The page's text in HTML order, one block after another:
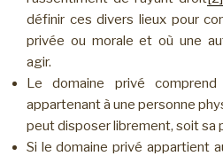
définir ces divers lieux pour
privée ou morale et où une
agir.
Le domaine privé
appartenant à une personne
peut disposer librement, soit sa
Si le domaine privé appartient